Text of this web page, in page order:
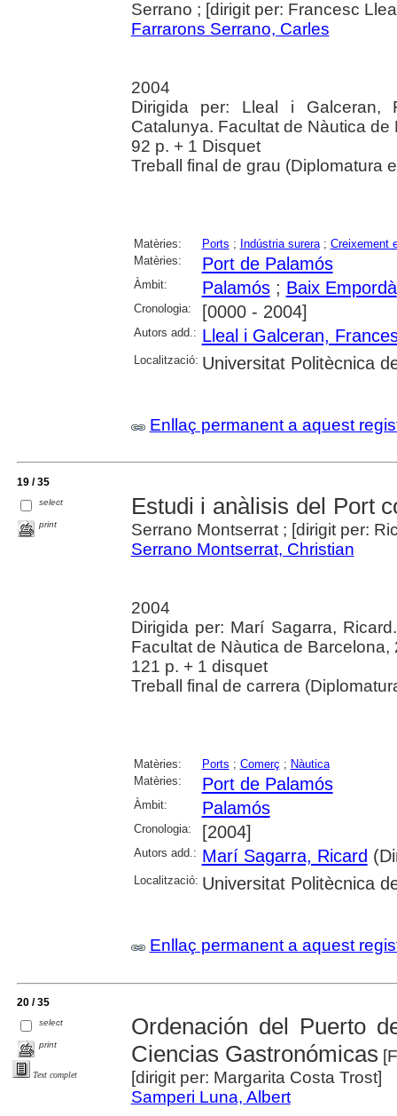
Serrano ; [dirigit per: Francesc
Farrarons Serrano, Carles
2004
Dirigida per: Lleal i Galceran,
Catalunya. Facultat de Nàutica de
92 p. + 1 Disquet
Treball final de grau (Diplomatura
Matèries: Ports ; Indústria surera; Creixement
Matèries:
Port de Palamós
Àmbit: Palamós; Baix Empordà
Cronologia: [0000 - 2004]
Autors add.: Lleal i Galceran,
Localització: Universitat Politècnica
Enllaç permanent a aquest
19 / 35
select
print
Estudi i anàlisis del Port
Serrano Montserrat ; [dirigit per:
Serrano Montserrat, Christian
2004
Dirigida per: Marí Sagarra,
Facultat de Nàutica de Barcelona,
121 p. + 1 disquet
Treball final de carrera
Matèries: Ports ; Comerç ; Nàutica
Matèries:
Port de Palamós
Àmbit: Palamós
Cronologia: [2004]
Autors add.: Marí Sagarra, Ricard
Localització: Universitat Politècnica
Enllaç permanent a aquest
20 / 35
select
print
Text complet
Ordenación del Puerto
Ciencias Gastronómicas
[dirigit per: Margarita Costa Trost]
Samperi Luna, Albert